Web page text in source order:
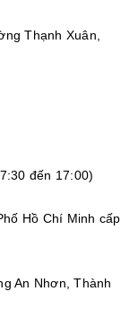
Thạnh Xuân,
đến 17:00)
Hồ Chí Minh cấp
An Nhơn, Thành